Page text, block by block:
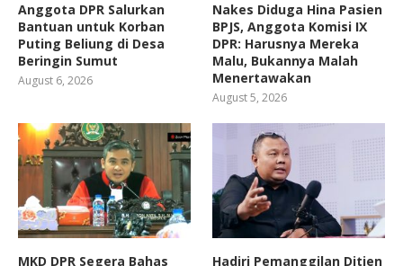
Anggota DPR Salurkan
Bantuan untuk Korban
Puting Beliung di Desa
Beringin Sumut
August 6, 2026
Nakes Diduga Hina Pasien
BPJS, Anggota Komisi IX
DPR: Harusnya Mereka
Malu, Bukannya Malah
Menertawakan
August 5, 2026
MKD DPR Segera Bahas Hadiri Pemanggilan Ditjen